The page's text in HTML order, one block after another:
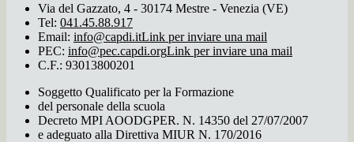
Via del Gazzato, 4 - 30174 Mestre - Venezia (VE)
Tel: 041.45.88.917
Email: info@capdi.itLink per inviare una mail
PEC: info@pec.capdi.orgLink per inviare una mail
C.F.: 93013800201
Soggetto Qualificato per la Formazione
del personale della scuola
Decreto MPI AOODGPER. N. 14350 del 27/07/2007
e adeguato alla Direttiva MIUR N. 170/2016